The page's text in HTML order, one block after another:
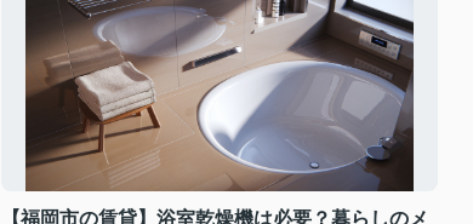
【福岡市の賃貸】浴室乾燥機は必要？暮らしのメ